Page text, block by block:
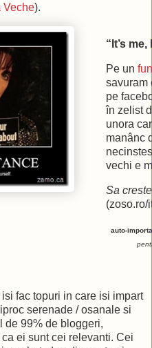
Veche).
“It’s
Pe un
savuram
pe
în zelist
unora
manânc
vechi e
Sa
(zoso.ro/
auto-
fac topuri in care isi impart
serenade / osanale si
de 99% de bloggeri,
ei sunt cei relevanti. Cei